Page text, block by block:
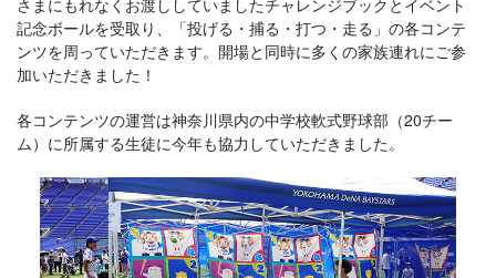
さまにもれなくお渡ししていましたチャレンジブックとイベント
記念ボールを受取り、「投げる・捕る・打つ・走る」の各コンテ
ンツを周っていただきます。開場と同時に多くの家族連れにご参
加いただきました！
各コンテンツの運営は神奈川県内の中学校軟式野球部（20チー
ム）に所属する生徒に今年も協力していただきました。